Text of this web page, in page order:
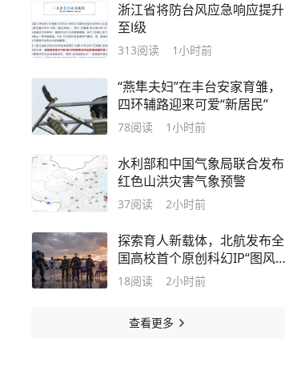
浙江省将防台风应急响应提升
至Ⅰ级
313阅读 1小时前
“燕隼夫妇”在丰台安家育雏，
四环辅路迎来可爱“新居民”
78阅读 1小时前
水利部和中国气象局联合发布
红色山洪灾害气象预警
37阅读 2小时前
探索育人新载体，北航发布全
国高校首个原创科幻IP“图风
行动”
18阅读 2小时前
查看更多